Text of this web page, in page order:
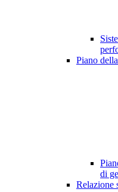
Piano
di
Relazione